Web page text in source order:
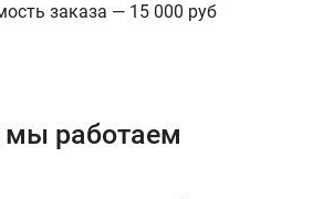
заказа — 15 000 руб
мы работаем